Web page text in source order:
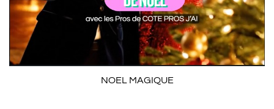
NOEL MAGIQUE